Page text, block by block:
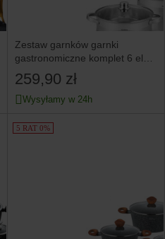
Zestaw garnków garnki
gastronomiczne komplet 6 ele
10.7/8.6/7L KLAUSBERG
259,90 zł
Wysyłamy w 24h
5 RAT 0%